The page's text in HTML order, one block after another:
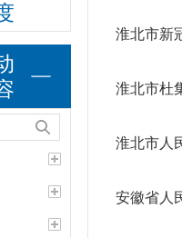
淮北市新
淮北市杜
淮北市人
安徽省人